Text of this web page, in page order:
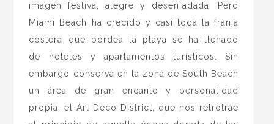
imagen festiva, alegre y desenfadada. Pero
Miami Beach ha crecido y casi toda la franja
costera que bordea la playa se ha llenado
de hoteles y apartamentos turísticos. Sin
embargo conserva en la zona de South Beach
un área de gran encanto y personalidad
propia, el Art Deco District, que nos retrotrae